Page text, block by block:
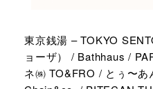
東京銭湯 – TOKYO
ョーザ） / Bathhaus /
ネ㈱ TO&FRO / とぅ〜